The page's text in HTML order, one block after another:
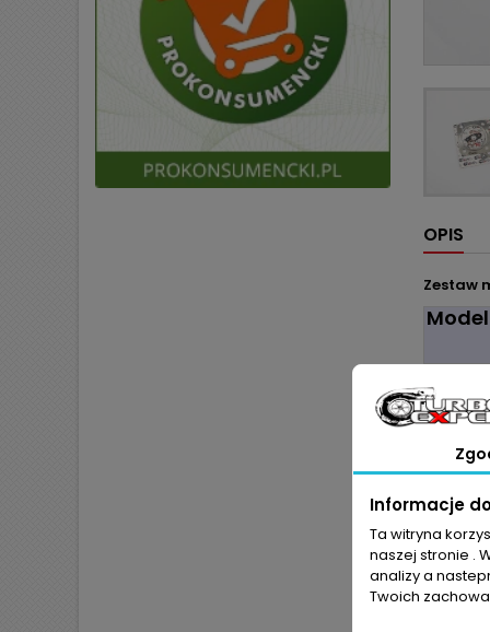
OPIS
Zestaw
Transit
Transit VI
Transit
Transit
Informacje
Ta witryna
naszej stronie .
analizy a
Twoich